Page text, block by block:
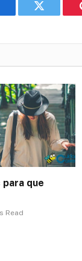
Twitter
que
Read